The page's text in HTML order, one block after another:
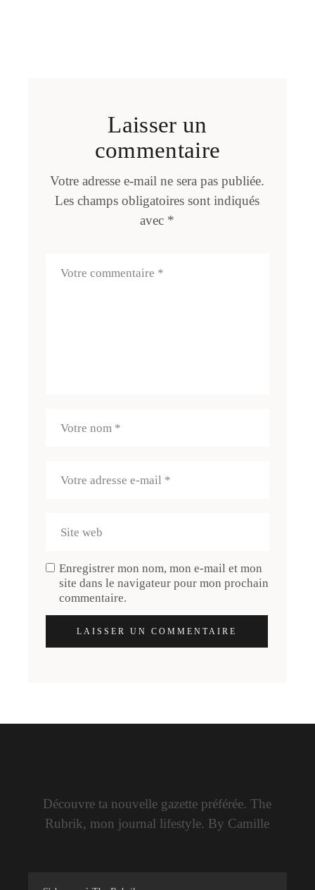
Laisser un
commentaire
Votre adresse e-mail ne sera pas publiée.
Les champs obligatoires sont indiqués
avec *
Enregistrer mon nom, mon e-mail et mon
site dans le navigateur pour mon prochain
commentaire.
LAISSER UN COMMENTAIRE
Découvre ta nouvelle gazette préférée. The
Rubrik, mon journal lifestyle. By Camille